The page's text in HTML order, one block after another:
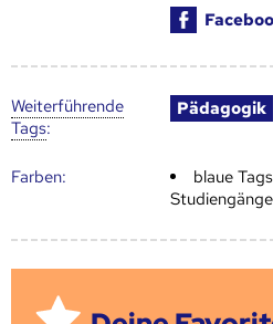
Weiter­führende
Tags:
Pädagogik
Farben:
blaue
Studiengänge